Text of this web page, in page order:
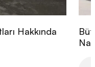
Hakkında